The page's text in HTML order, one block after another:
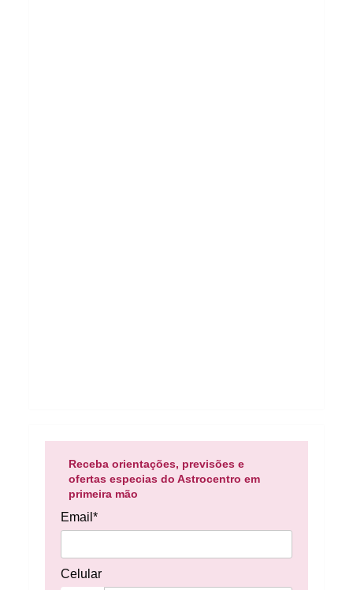
Receba orientações, previsões e
ofertas especias do Astrocentro em
primeira mão
Email*
Celular